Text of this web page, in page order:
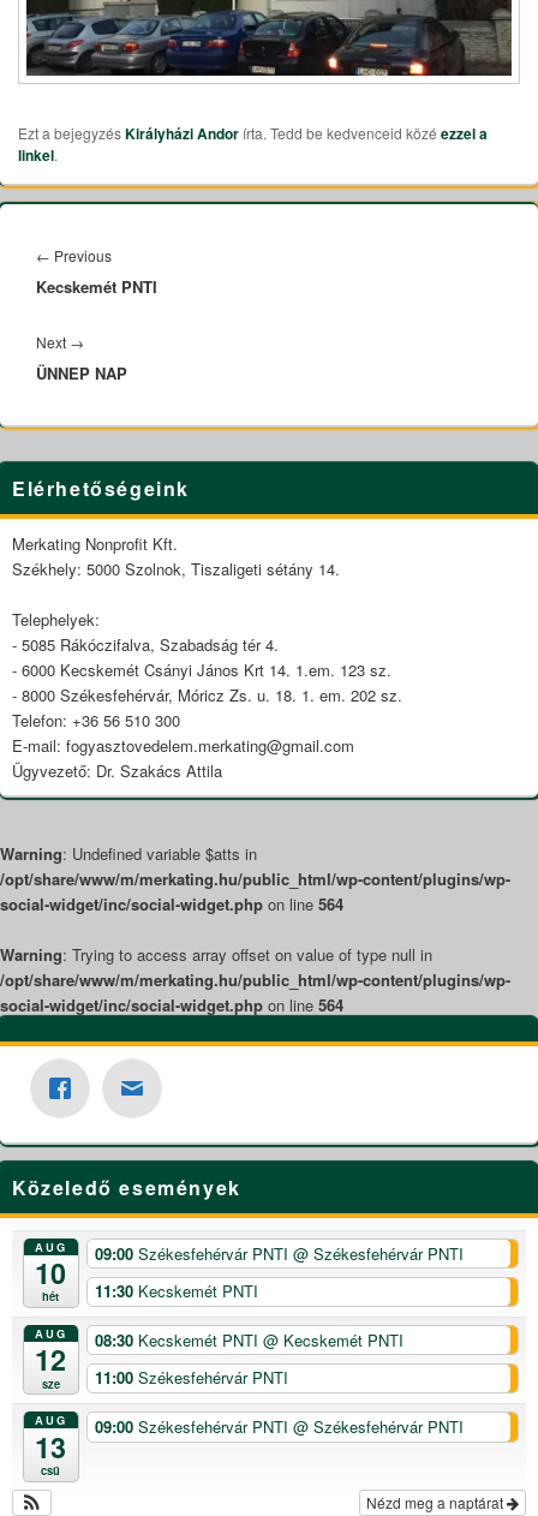
Ezt a bejegyzésKirályházi Andor írta. Tedd be kedvenceid közé ezzel a
linkel.
navigáció
← Previous
post:
Kecskemét PNTI
Next →
post:
ÜNNEP NAP
Sidebar
Widget
Area
Elérhetőségeink
Merkating Nonprofit Kft.
Székhely: 5000 Szolnok, Tiszaligeti sétány 14.
Telephelyek:
- 5085 Rákóczifalva, Szabadság tér 4.
- 6000 Kecskemét Csányi János Krt 14. 1.em. 123 sz.
- 8000 Székesfehérvár, Móricz Zs. u. 18. 1. em. 202 sz.
Telefon: +36 56 510 300
E-mail: fogyasztovedelem.merkating@gmail.com
Ügyvezető: Dr. Szakács Attila
Warning: Undefined variable $atts in
/opt/share/www/m/merkating.hu/public_html/wp-content/plugins/wp-
social-widget/inc/social-widget.php on line 564
Warning: Trying to access array offset on value of type null in
/opt/share/www/m/merkating.hu/public_html/wp-content/plugins/wp-
social-widget/inc/social-widget.php on line 564
Közeledő események
AUG
10
hét
09:00 Székesfehérvár PNTI @ Székesfehérvár PNTI
11:30 Kecskemét PNTI
AUG
12
sze
08:30 Kecskemét PNTI @ Kecskemét PNTI
11:00 Székesfehérvár PNTI
AUG
13
csü
09:00 Székesfehérvár PNTI @ Székesfehérvár PNTI
Nézd meg a naptárat